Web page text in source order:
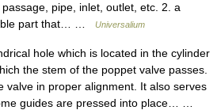
pipe, inlet, outlet, etc. 2. a
part that… …
Universalium
hole which is located in the cylinder
the stem of the poppet valve passes.
valve in proper alignment. It also serves
guides are pressed into place… …